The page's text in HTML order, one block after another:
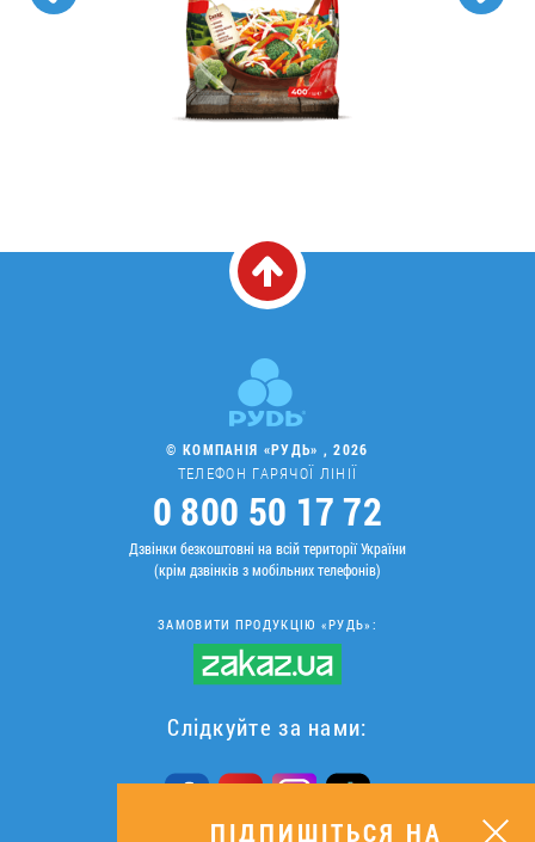
© КОМПАНІЯ «РУДЬ» , 2026
ТЕЛЕФОН ГАРЯЧОЇ ЛІНІЇ
0 800 50 17 72
Дзвінки безкоштовні на всій території України
(крім дзвінків з мобільних телефонів)
ЗАМОВИТИ ПРОДУКЦІЮ «РУДЬ»:
Слідкуйте за нами:
ПІДПИШІТЬСЯ НА